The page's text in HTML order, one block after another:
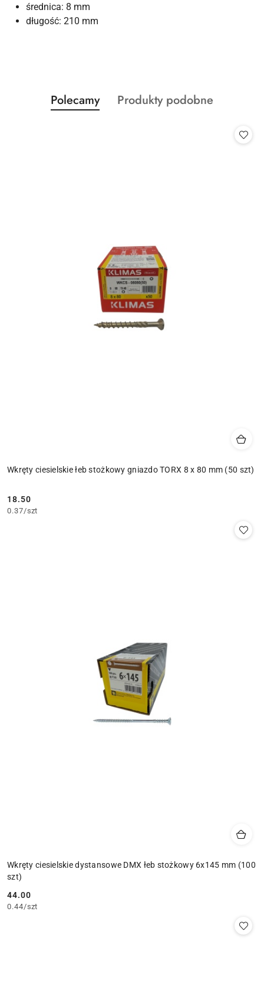
średnica: 8 mm
długość: 210 mm
Pomiń karuzelę produktów
Produkty
o
Polecamy
Produkty
Produkty podobne
Wkręty ciesielskie łeb stożkowy gniazdo TORX 8 x 80 mm (50 szt)
Cena:
18.50
0.37/szt
Wkręty ciesielskie dystansowe DMX łeb stożkowy 6x145 mm (100
szt)
Cena:
44.00
0.44/szt